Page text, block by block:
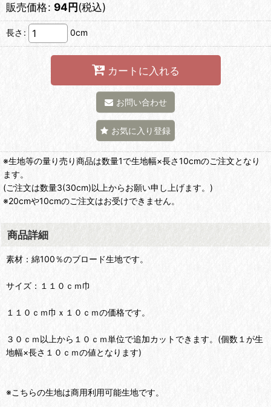
販売価格: 94円(税込)
長さ : 0cm
カートに入れる
お問い合わせ
お気に入り登録
※生地等の量り売り商品は数量1で生地幅×長さ10cmのご注文となり
ます。
(ご注文は数量3(30cm)以上からお願い申し上げます。)
※20cmや10cmのご注文はお受けできません。
商品詳細
素材：綿100％のブロード生地です。
サイズ：１１０ｃｍ巾
１１０ｃｍ巾ｘ１０ｃｍの価格です。
３０ｃｍ以上から１０ｃｍ単位で追加カットできます。(個数１が生
地幅×長さ１０ｃｍの値となります)
※こちらの生地は商用利用可能生地です。